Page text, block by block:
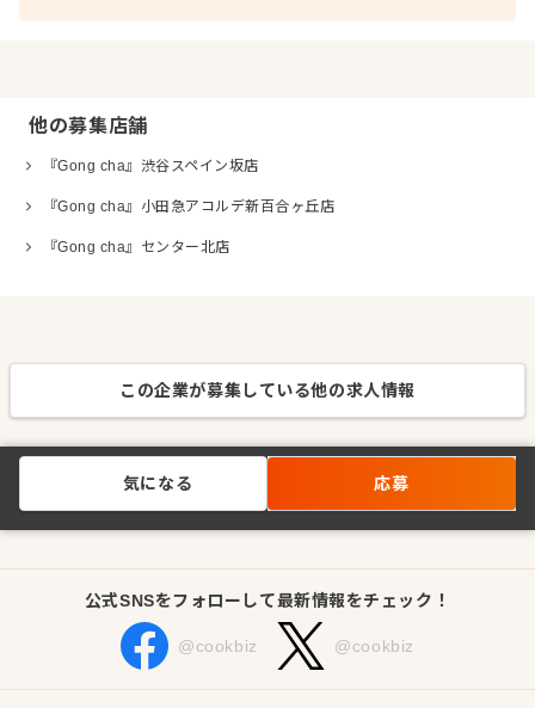
他の募集店舗
『Gong cha』渋谷スペイン坂店
『Gong cha』小田急アコルデ新百合ヶ丘店
『Gong cha』センター北店
この企業が募集している他の求人情報
気になる 応募
公式SNSをフォローして最新情報をチェック！
@cookbiz @cookbiz